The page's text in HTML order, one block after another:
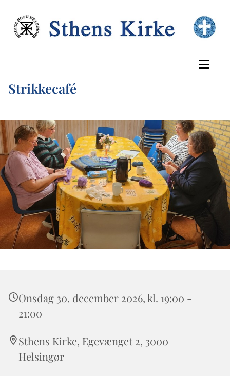
Strikkecafé
Onsdag 30. december 2026, kl. 19:00 -
21:00
Sthens Kirke, Egevænget 2, 3000
Helsingør